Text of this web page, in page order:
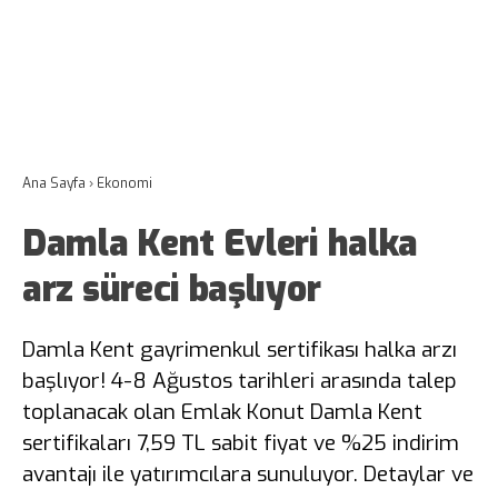
Ana Sayfa › Ekonomi
Damla Kent Evleri halka
arz süreci başlıyor
Damla Kent gayrimenkul sertifikası halka arzı
başlıyor! 4-8 Ağustos tarihleri arasında talep
toplanacak olan Emlak Konut Damla Kent
sertifikaları 7,59 TL sabit fiyat ve %25 indirim
avantajı ile yatırımcılara sunuluyor. Detaylar ve